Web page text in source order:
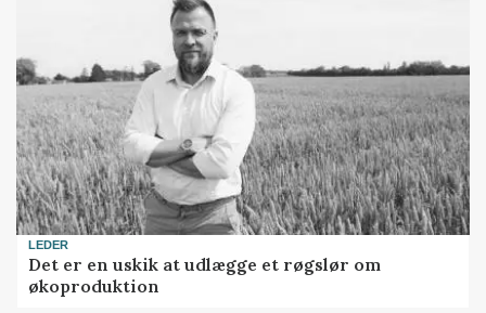
LEDER
Det er en uskik at udlægge et røgslør om
økoproduktion